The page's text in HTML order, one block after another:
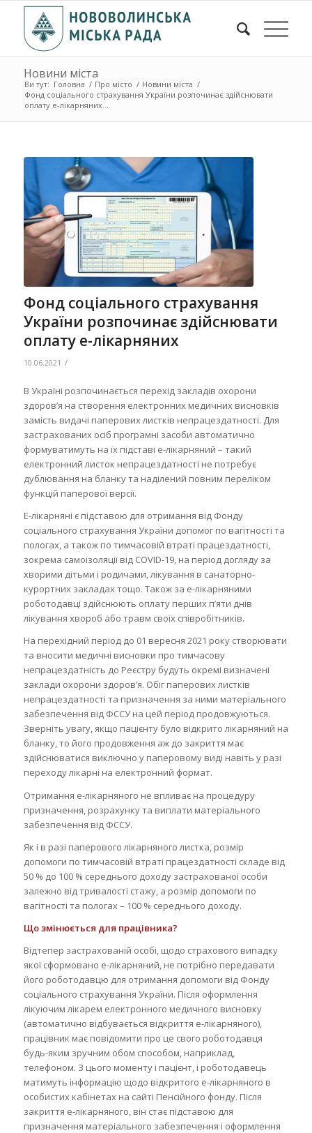
Новини міста
Ви тут: Головна / Про місто / Новини міста /
Фонд соціального страхування України розпочинає здійснювати
оплату е-лікарняних...
Фонд соціального страхування
України розпочинає здійснювати
оплату е-лікарняних
10.06.2021 /
В Україні розпочинається перехід закладів охорони
здоров’я на створення електронних медичних висновків
замість видачі паперових листків непрацездатності. Для
застрахованих осіб програмні засоби автоматично
формуватимуть на їх підставі е-лікарняний – такий
електронний листок непрацездатності не потребує
дублювання на бланку та наділений повним переліком
функцій паперової версії.
Е-лікарняні є підставою для отримання від Фонду
соціального страхування України допомог по вагітності та
пологах, а також по тимчасовій втраті працездатності,
зокрема самоізоляції від COVID-19, на період догляду за
хворими дітьми і родичами, лікування в санаторно-
курортних закладах тощо. Також за е-лікарняними
роботодавці здійснюють оплату перших п’яти днів
лікування хвороб або травм своїх співробітників.
На перехідний період до 01 вересня 2021 року створювати
та вносити медичні висновки про тимчасову
непрацездатність до Реєстру будуть окремі визначені
заклади охорони здоров’я. Обіг паперових листків
непрацездатності та призначення за ними матеріального
забезпечення від ФССУ на цей період продовжуються.
Зверніть увагу, якщо пацієнту було відкрито лікарняний на
бланку, то його продовження аж до закриття має
здійснюватися виключно у паперовому виді навіть у разі
переходу лікарні на електронний формат.
Отримання е-лікарняного не впливає на процедуру
призначення, розрахунку та виплати матеріального
забезпечення від ФССУ.
Як і в разі паперового лікарняного листка, розмір
допомоги по тимчасовій втраті працездатності складе від
50 % до 100 % середнього доходу застрахованої особи
залежно від тривалості стажу, а розмір допомоги по
вагітності та пологах – 100 % середнього доходу.
Що змінюється для працівника?
Відтепер застрахованій особі, щодо страхового випадку
якої сформовано е-лікарняний, не потрібно передавати
його роботодавцю для отримання допомоги від Фонду
соціального страхування України. Після оформлення
лікуючим лікарем електронного медичного висновку
(автоматично відбувається відкриття е-лікарняного),
працівник має повідомити про це свого роботодавця
будь-яким зручним обом способом, наприклад,
телефоном. З цього моменту і пацієнт, і роботодавець
матимуть інформацію щодо відкритого е-лікарняного в
особистих кабінетах на сайті Пенсійного фонду. Після
закриття е-лікарняного, він стає підставою для
призначення матеріального забезпечення і оформлення